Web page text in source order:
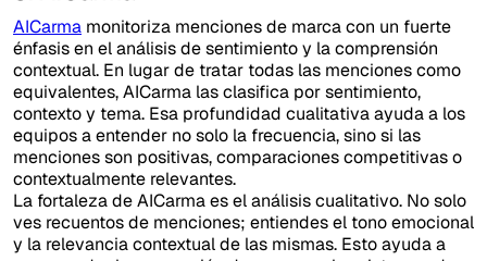
AICarma monitoriza menciones de marca con un fuerte
énfasis en el análisis de sentimiento y la comprensión
contextual. En lugar de tratar todas las menciones como
equivalentes, AICarma las clasifica por sentimiento,
contexto y tema. Esa profundidad cualitativa ayuda a los
equipos a entender no solo la frecuencia, sino si las
menciones son positivas, comparaciones competitivas o
contextualmente relevantes.
La fortaleza de AICarma es el análisis cualitativo. No solo
ves recuentos de menciones; entiendes el tono emocional
y la relevancia contextual de las mismas. Esto ayuda a